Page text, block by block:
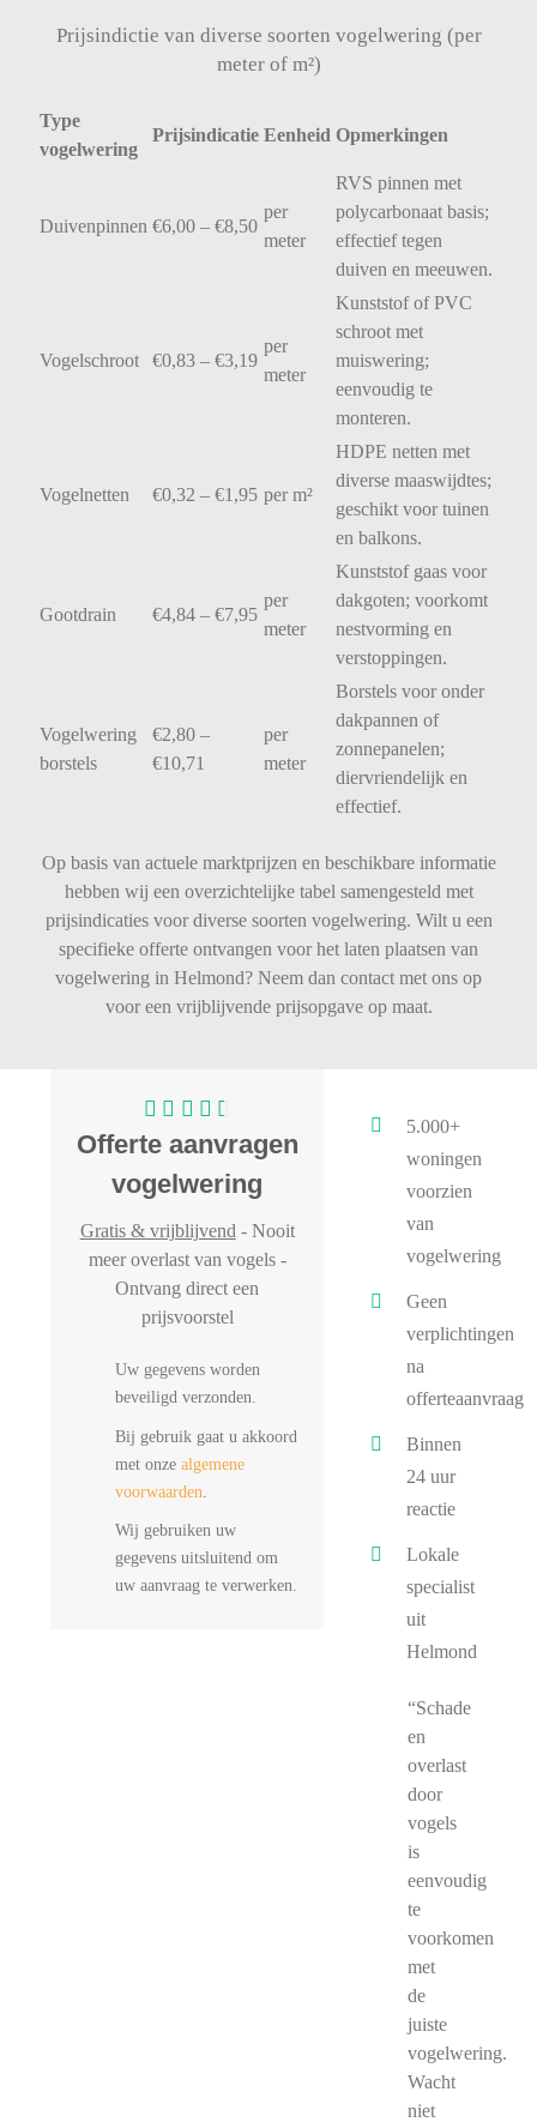
Prijsindictie van diverse soorten vogelwering (per
meter of m²)
Type
vogelwering
Prijsindicatie Eenheid Opmerkingen
Duivenpinnen €6,00 – €8,50
per
meter
RVS pinnen met
polycarbonaat basis;
effectieftegen
duiven en meeuwen.
Vogelschroot €0,83 – €3,19
per
meter
KunststofofPVC
schroot met
muiswering;
eenvoudig te
monteren.
Vogelnetten €0,32 – €1,95 per m²
HDPE netten met
diverse maaswijdtes;
geschikt voor tuinen
en balkons.
Gootdrain €4,84 – €7,95
per
meter
Kunststof gaas voor
dakgoten; voorkomt
nestvorming en
verstoppingen.
Vogelwering
borstels
€2,80 –
€10,71
per
meter
Borstels voor onder
dakpannen of
zonnepanelen;
diervriendelijk en
effectief.
Op basis van actuele marktprijzen en beschikbare informatie
hebben wij een overzichtelijke tabel samengesteld met
prijsindicaties voor diverse soorten vogelwering. Wilt u een
specifieke offerte ontvangen voor het laten plaatsen van
vogelwering in Helmond? Neem dan contact met ons op
voor een vrijblijvende prijsopgave op maat.
Offerte aanvragen
vogelwering
Gratis & vrijblijvend - Nooit
meer overlast van vogels -
Ontvang direct een
prijsvoorstel
Uw gegevens worden
beveiligd verzonden.
Bij gebruik gaat u akkoord
met onze algemene
voorwaarden
Wij gebruiken uw
gegevens uitsluitend om
uw aanvraag te verwerken.
5.000+
woningen
voorzien
van
vogelwering
Geen
verplichtingen
na
offerteaanvraag
Binnen
24 uur
reactie
Lokale
specialist
uit
Helmond
“Schade
en
overlast
door
vogels
is
eenvoudig
te
voorkomen
met
de
juiste
vogelwering.
Wacht
niet